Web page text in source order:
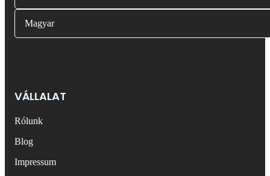
Magyar
VÁLLALAT
Rólunk
Blog
Impressum